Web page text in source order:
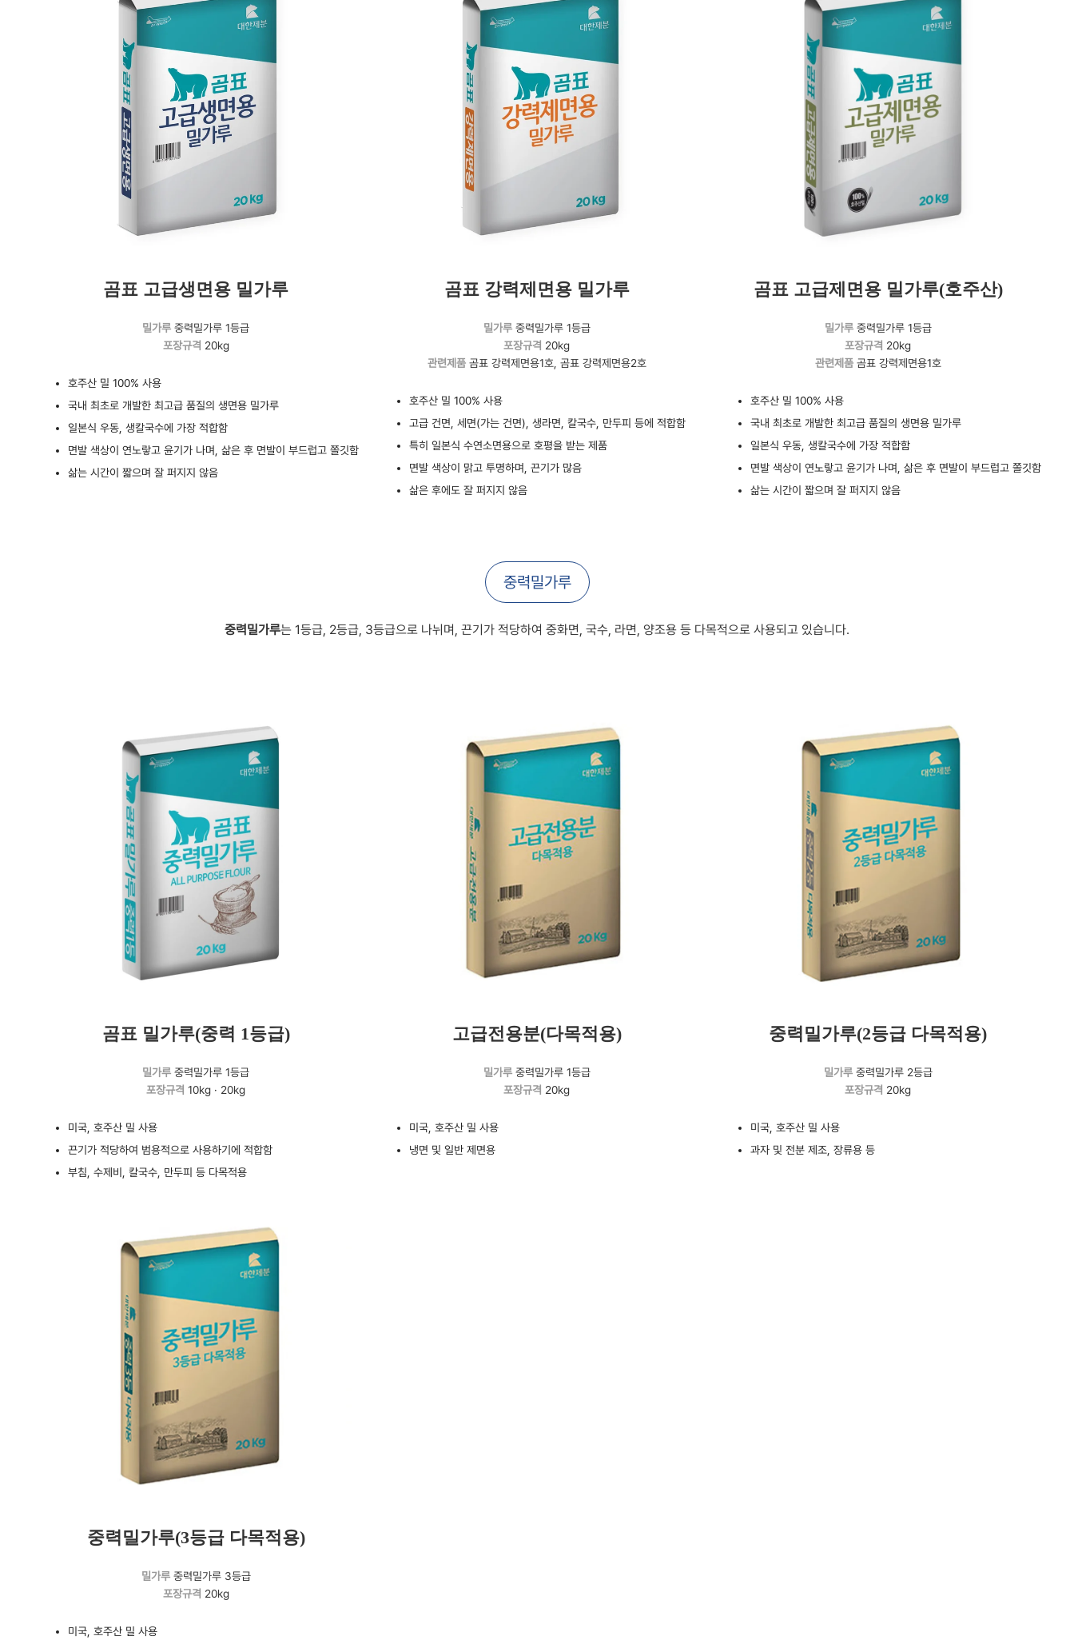
곰표 고급생면용 밀가루
밀가루 중력밀가루 1등급
포장규격 20kg
호주산 밀 100% 사용
국내 최초로 개발한 최고급 품질의 생면용 밀가루
일본식 우동, 생칼국수에 가장 적합함
면발 색상이 연노랗고 윤기가 나며, 삶은 후 면발이 부드럽고 쫄깃함
삶는 시간이 짧으며 잘 퍼지지 않음
곰표 강력제면용 밀가루
밀가루중력밀가루 1등급
포장규격 20kg
관련제품곰표 강력제면용1호, 곰표 강력제면용2호
호주산 밀 100% 사용
고급 건면, 세면(가는 건면), 생라면, 칼국수, 만두피 등에 적합함
특히 일본식 수연소면용으로 호평을 받는 제품
면발 색상이 맑고 투명하며, 끈기가 많음
삶은 후에도 잘 퍼지지 않음
곰표 고급제면용 밀가루(호주산)
밀가루중력밀가루 1등급
포장규격 20kg
관련제품곰표 강력제면용1호
호주산 밀 100% 사용
국내 최초로 개발한 최고급 품질의 생면용 밀가루
일본식 우동, 생칼국수에 가장 적합함
면발 색상이 연노랗고 윤기가 나며, 삶은 후 면발이 부드럽고 쫄깃함
삶는 시간이 짧으며 잘 퍼지지 않음
중력밀가루
중력밀가루는 1등급, 2등급, 3등급으로 나뉘며, 끈기가 적당하여 중화면, 국수, 라면, 양조용 등 다목적으로 사용되고 있습니다.
곰표 밀가루(중력 1등급)
밀가루 중력밀가루 1등급
포장규격 10kg · 20kg
미국, 호주산 밀 사용
끈기가 적당하여 범용적으로 사용하기에 적합함
부침, 수제비, 칼국수, 만두피 등 다목적용
고급전용분(다목적용)
밀가루중력밀가루 1등급
포장규격 20kg
미국, 호주산 밀 사용
냉면 및 일반 제면용
중력밀가루(2등급 다목적용)
밀가루중력밀가루 2등급
포장규격 20kg
미국, 호주산 밀 사용
과자 및 전분 제조, 장류용 등
중력밀가루(3등급 다목적용)
밀가루중력밀가루 3등급
포장규격 20kg
미국, 호주산 밀 사용